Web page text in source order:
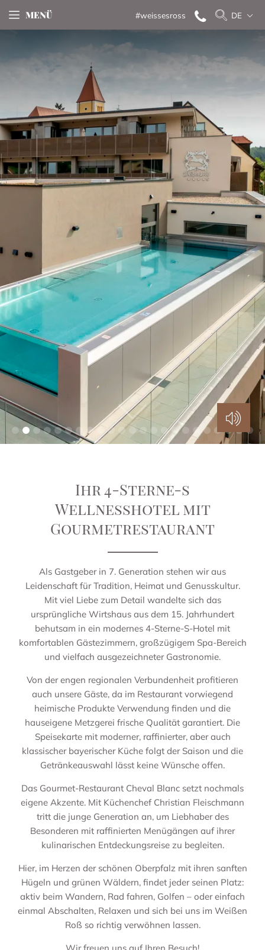
MENÜ #weissesross DE
Ihr 4-Sterne-s
Wellnesshotel mit
Gourmetrestaurant
Als Gastgeber in 7. Generation stehen wir aus
Leidenschaft für Tradition, Heimat und Genusskultur.
Mit viel Liebe zum Detail wandelte sich das
ursprüngliche Wirtshaus aus dem 15. Jahrhundert
behutsam in ein modernes 4-Sterne-S-Hotel mit
komfortablen Gästezimmern, großzügigem Spa-Bereich
und vielfach ausgezeichneter Gastronomie.
Von der engen regionalen Verbundenheit profitieren
auch unsere Gäste, da im Restaurant vorwiegend
heimische Produkte Verwendung finden und die
hauseigene Metzgerei frische Qualität garantiert. Die
Speisekarte mit moderner, raffinierter, aber auch
klassischer bayerischer Küche folgt der Saison und die
Getränkeauswahl lässt keine Wünsche offen.
Das Gourmet-Restaurant Cheval Blanc setzt nochmals
eigene Akzente. Mit Küchenchef Christian Fleischmann
tritt die junge Generation an, um Liebhaber des
Besonderen mit raffinierten Menügängen auf ihrer
kulinarischen Entdeckungsreise zu begleiten.
Hier, im Herzen der schönen Oberpfalz mit ihren sanften
Hügeln und grünen Wäldern, findet jeder seinen Platz:
aktiv beim Wandern, Rad fahren, Golfen – oder einfach
einmal Abschalten, Relaxen und sich bei uns im Weißen
Roß so richtig verwöhnen lassen.